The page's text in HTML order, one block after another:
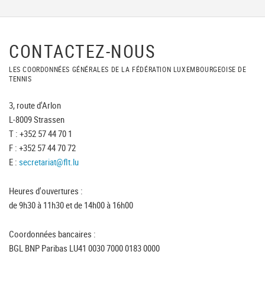
CONTACTEZ-NOUS
LES COORDONNÉES GÉNÉRALES DE LA FÉDÉRATION LUXEMBOURGEOISE DE
TENNIS
3, route d'Arlon
L-8009 Strassen
T : +352 57 44 70 1
F : +352 57 44 70 72
E : secretariat@flt.lu
Heures d'ouvertures :
de 9h30 à 11h30 et de 14h00 à 16h00
Coordonnées bancaires :
BGL BNP Paribas LU41 0030 7000 0183 0000